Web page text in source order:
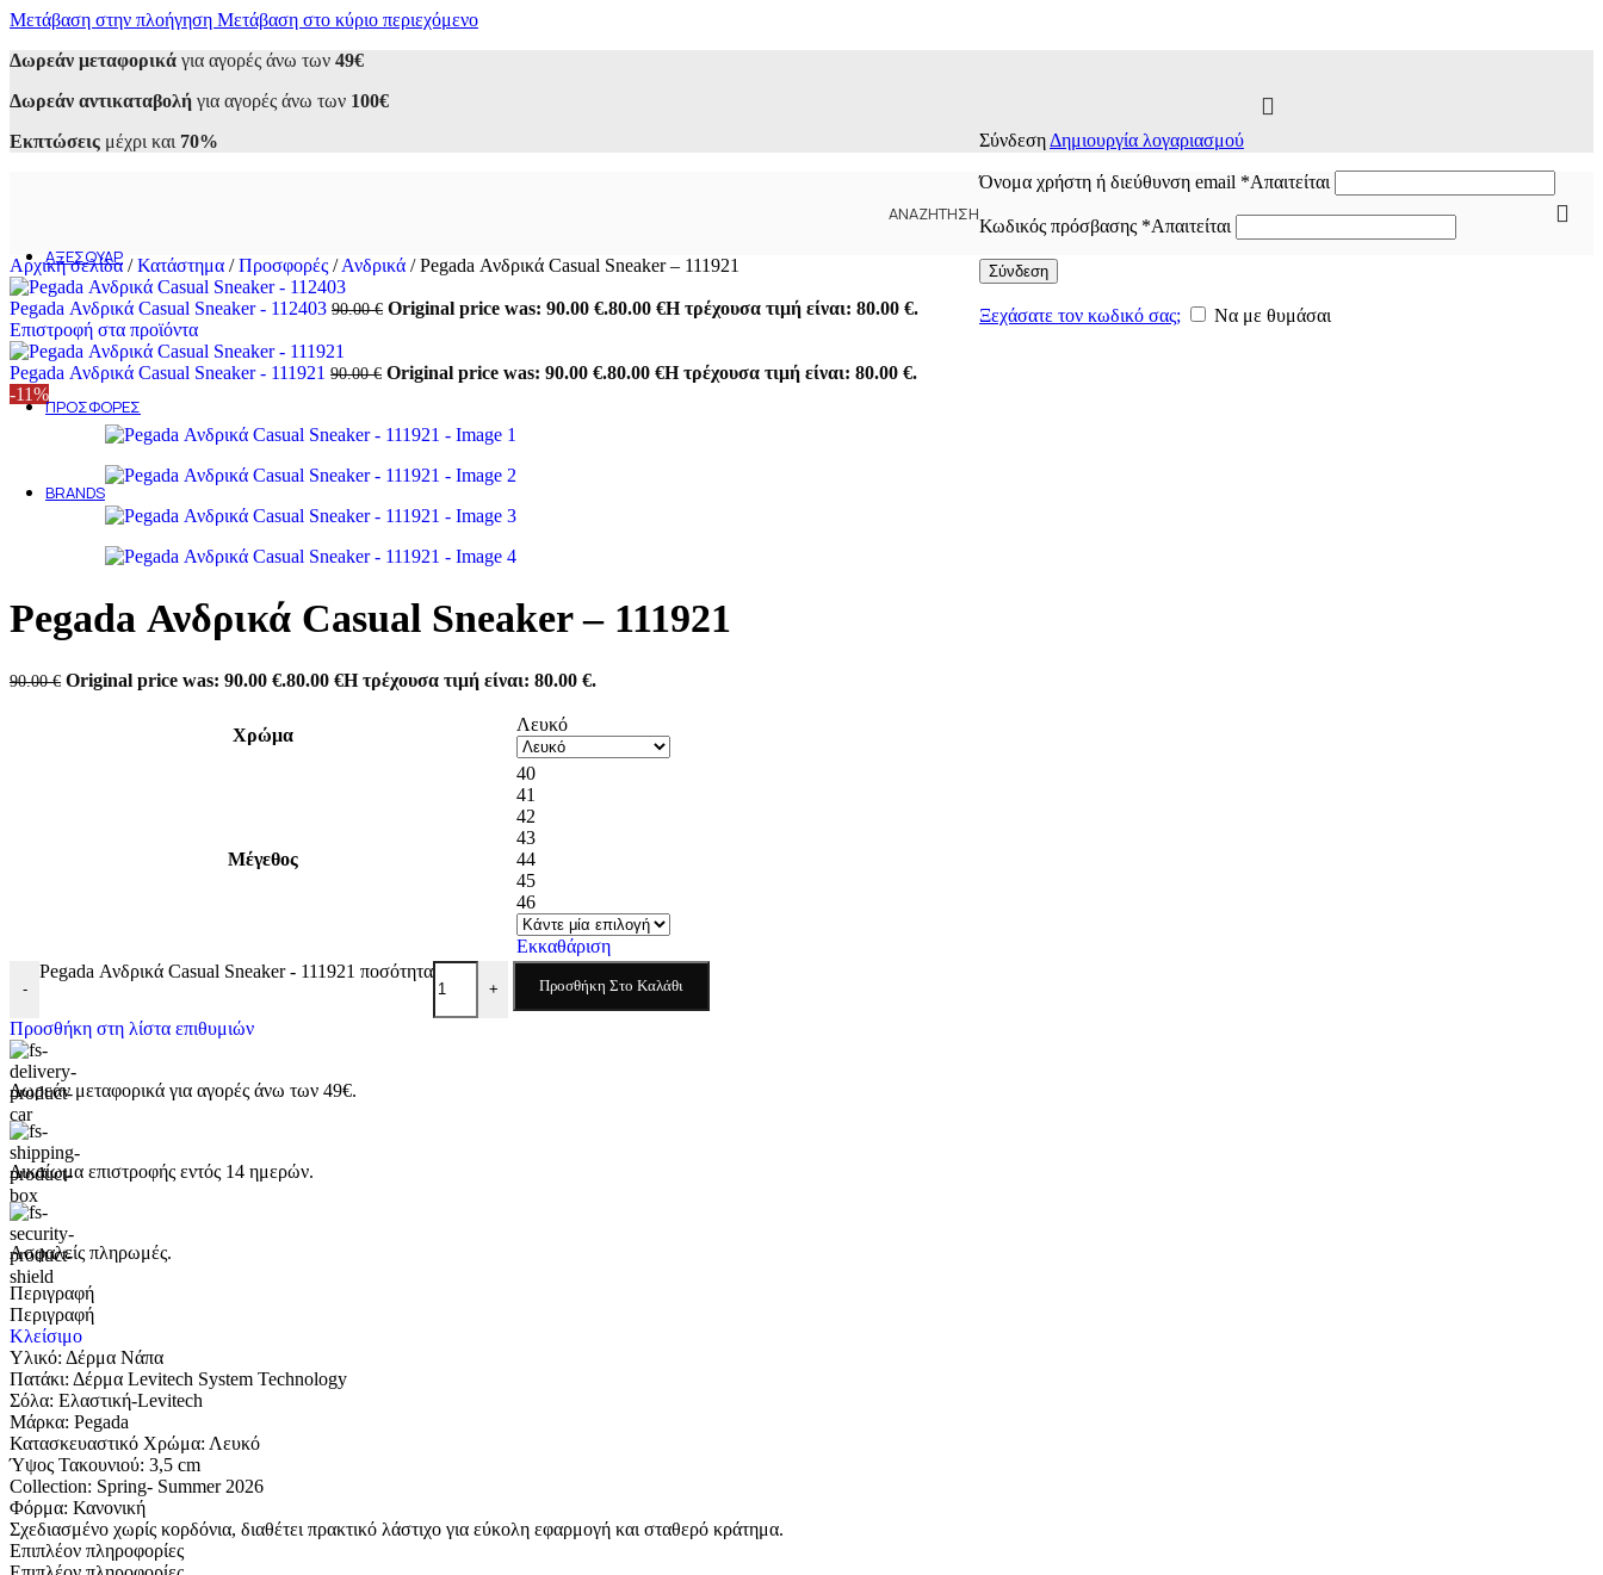
Μετάβαση στην πλοήγηση Μετάβαση στο κύριο περιεχόμενο
Δωρεάν μεταφορικά για αγορές άνω των 49€
Δωρεάν αντικαταβολή για αγορές άνω των 100€
Εκπτώσεις μέχρι και 70%
Sneakers
Casual
Oxfords
Σκαρπίνια
ΑΞΕΣΟΥΆΡ
Ανδρικά
Ανδρικά τσαντάκια
Ανδρικά πορτοφόλια
Γυναικεία
Γυναικείες Τσάντες
Γυναικεία Πορτοφόλια
ΠΡΟΣΦΟΡΈΣ
Ανδρικά
Γυναικεία
Outlet 50-70%
BRANDS
Alessandra Paggioti
Carmela
Dominique Shoes
Envie
Gian Marco Venturi
Zizel
ΑΝΑΖΉΤΗΣΗ
Σύνδεση Δημιουργία λογαριασμού
Όνομα χρήστη ή διεύθυνση email *Απαιτείται
Κωδικός πρόσβασης *Απαιτείται
Σύνδεση
Ξεχάσατε τον κωδικό σας; Να με θυμάσαι
Αρχική σελίδα / Κατάστημα / Προσφορές / Ανδρικά / Pegada Ανδρικά Casual Sneaker – 111921
Pegada Ανδρικά Casual Sneaker - 112403 90.00€ Original price was: 90.00 €.80.00 €Η τρέχουσα τιμή είναι: 80.00 €.
Επιστροφή στα προϊόντα
Pegada Ανδρικά Casual Sneaker - 111921 90.00€ Original price was: 90.00 €.80.00 €Η τρέχουσα τιμή είναι: 80.00 €.
-11%
Pegada Ανδρικά Casual Sneaker – 111921
90.00€ Original price was: 90.00 €.80.00 €Η τρέχουσα τιμή είναι: 80.00 €.
Χρώμα
Λευκό
Μέγεθος
40
41
42
43
44
45
46
Εκκαθάριση
-
Pegada Ανδρικά Casual Sneaker - 111921 ποσότητα
+ Προσθήκη Στο Καλάθι
Προσθήκη στη λίστα επιθυμιών
Δωρεάν μεταφορικά για αγορές άνω των 49€.
Δικαίωμα επιστροφής εντός 14 ημερών.
Ασφαλείς πληρωμές.
Περιγραφή
Περιγραφή
Κλείσιμο
Υλικό: Δέρμα Νάπα
Πατάκι: Δέρμα Levitech System Technology
Σόλα: Ελαστική-Levitech
Μάρκα: Pegada
Κατασκευαστικό Χρώμα: Λευκό
Ύψος Τακουνιού: 3,5 cm
Collection: Spring- Summer 2026
Φόρμα: Κανονική
Σχεδιασμένο χωρίς κορδόνια, διαθέτει πρακτικό λάστιχο για εύκολη εφαρμογή και σταθερό κράτημα.
Επιπλέον πληροφορίες